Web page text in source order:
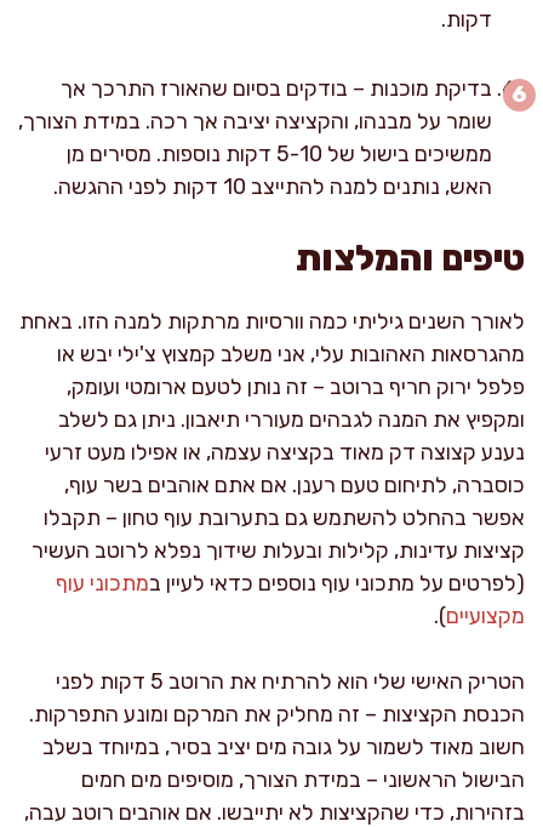
דקות.
בדיקת מוכנות – בודקים בסיום שהאורז התרכך אך
שומר על מבנהו, והקציצה יציבה אך רכה. במידת הצורך,
ממשיכים בישול של 5-10 דקות נוספות. מסירים מן
האש, נותנים למנה להתייצב 10 דקות לפני ההגשה.
טיפים והמלצות
לאורך השנים גיליתי כמה וורסיות מרתקות למנה הזו. באחת
מהגרסאות האהובות עלי, אני משלב קמצוץ צ'ילי יבש או
פלפל ירוק חריף ברוטב – זה נותן לטעם ארומטי ועומק,
ומקפיץ את המנה לגבהים מעוררי תיאבון. ניתן גם לשלב
נענע קצוצה דק מאוד בקציצה עצמה, או אפילו מעט זרעי
כוסברה, לתיחום טעם רענן. אם אתם אוהבים בשר עוף,
אפשר בהחלט להשתמש גם בתערובת עוף טחון – תקבלו
קציצות עדינות, קלילות ובעלות שידוך נפלא לרוטב העשיר
(לפרטים על מתכוני עוף נוספים כדאי לעיין במתכוני עוף
מקצועיים).
הטריק האישי שלי הוא להרתיח את הרוטב 5 דקות לפני
הכנסת הקציצות – זה מחליק את המרקם ומונע התפרקות.
חשוב מאוד לשמור על גובה מים יציב בסיר, במיוחד בשלב
הבישול הראשוני – במידת הצורך, מוסיפים מים חמים
בזהירות, כדי שהקציצות לא יתייבשו. אם אוהבים רוטב עבה,